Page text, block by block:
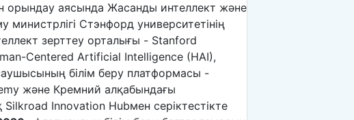
орындау аясында Жасанды интеллект және
министрлігі Стэнфорд университетінің
зерттеу орталығы - Stanford
Centered Artificial Intelligence (HAI),
білім беру платформасы -
және Кремний алқабындағы
Innovation Hubмен серіктестікте